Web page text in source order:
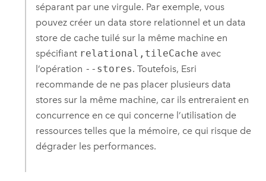
séparant par une virgule. Par exemple, vous
pouvez créer un data store relationnel et un data
store de cache tuilé sur la même machine en
spécifiant relational,tileCache avec
l’opération --stores. Toutefois, Esri
recommande de ne pas placer plusieurs data
stores sur la même machine, car ils entreraient en
concurrence en ce qui concerne l’utilisation de
ressources telles que la mémoire, ce qui risque de
dégrader les performances.